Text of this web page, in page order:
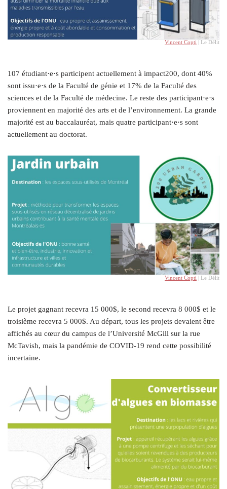
Vincent Copti | Le Délit
107 étudiant·e·s participent actuellement à impact200, dont 40%
sont issu·e·s de la Faculté de génie et 17% de la Faculté des
sciences et de la Faculté de médecine. Le reste des participant·e·s
proviennent en majorité des arts et de l’environnement. La grande
majorité est au baccalauréat, mais quatre participant·e·s sont
actuellement au doctorat.
Vincent Copti | Le Délit
Le projet gagnant recevra 15 000$, le second recevra 8 000$ et le
troisième recevra 5 000$. Au départ, tous les projets devaient être
affichés au cœur du campus de l’Université McGill sur la rue
McTavish, mais la pandémie de COVID-19 rend cette possibilité
incertaine.